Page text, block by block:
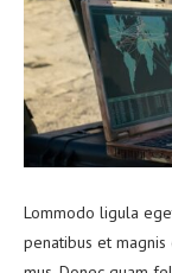
Lommodo ligula
penatibus et